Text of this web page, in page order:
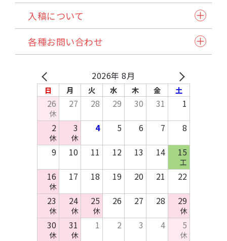
ステッチ本・ペラ本
同人誌企画セット
紙製品
アクリル製品
缶バッジ・アクセサリー類・その他アイテム
その他布製品
木製製品
キッチン・日用品・雑貨
入稿について
入稿スケジュール/イベント情報
発注から納品の流れ
入稿方法
お支払いについて
納品方法/送料について
原稿作成方法
テンプレートDL
各種お問い合わせ
自動見積り/予約
在庫預かり/発送/処分について
イベント協賛申込み
お問い合わせ
資料請求
法人のお客様へ
2026年 8月
日 月 火 水 木 金 土
26
休
27 28 29 30 31
1
2
休
3
休
4 5 6 7
8
9
10 11 12 13 14 15
工
16
休
17 18 19 20 21
22
23
休
24
休
25
休
26 27 28 29
休
30
休
31
休
1 2 3 4 5
休